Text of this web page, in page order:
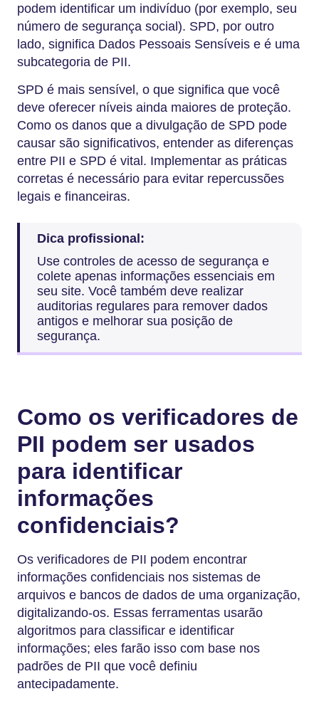
podem identificar um indivíduo (por exemplo, seu
número de segurança social). SPD, por outro
lado, significa Dados Pessoais Sensíveis e é uma
subcategoria de PII.
SPD é mais sensível, o que significa que você
deve oferecer níveis ainda maiores de proteção.
Como os danos que a divulgação de SPD pode
causar são significativos, entender as diferenças
entre PII e SPD é vital. Implementar as práticas
corretas é necessário para evitar repercussões
legais e financeiras.
Dica profissional:
Use controles de acesso de segurança e
colete apenas informações essenciais em
seu site. Você também deve realizar
auditorias regulares para remover dados
antigos e melhorar sua posição de
segurança.
Como os verificadores de
PII podem ser usados
para identificar
informações
confidenciais?
Os verificadores de PII podem encontrar
informações confidenciais nos sistemas de
arquivos e bancos de dados de uma organização,
digitalizando-os. Essas ferramentas usarão
algoritmos para classificar e identificar
informações; eles farão isso com base nos
padrões de PII que você definiu
antecipadamente.